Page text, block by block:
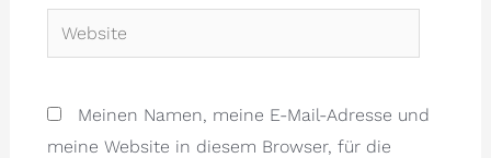
Website
Meinen Namen, meine E-Mail-Adresse und
meine Website in diesem Browser, für die